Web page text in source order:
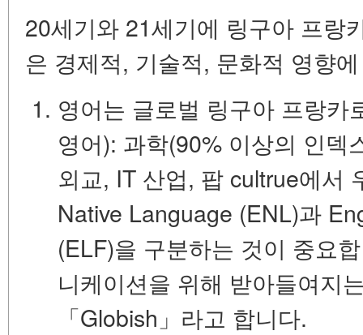
20세기와 21세기에 링구아 프랑
은 경제적, 기술적, 문화적 영향
영어는 글로벌 링구아 프랑카
영어): 과학(90% 이상의 인덱
외교, IT 산업, 팝 cultrue에서
Native Language (ENL)과
(ELF)을 구분하는 것이 중요
니케이션을 위해 받아들여지
「Globish」라고 합니다.